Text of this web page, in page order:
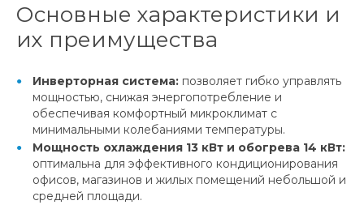
Основные характеристики и
их преимущества
Инверторная система: позволяет гибко управлять
мощностью, снижая энергопотребление и
обеспечивая комфортный микроклимат с
минимальными колебаниями температуры.
Мощность охлаждения 13 кВт и обогрева 14 кВт:
оптимальна для эффективного кондиционирования
офисов, магазинов и жилых помещений небольшой и
средней площади.